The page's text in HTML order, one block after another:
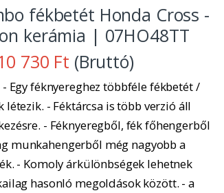
fékbetét Honda Cross -
kerámia | 07HO48TT
730 Ft (Bruttó)
- Egy féknyereghez többféle fékbetét /
létezik. - Féktárcsa is több verzió áll
- Féknyeregből, fék főhengerből
munkahengerből még nagyobb a
- Komoly árkülönbségek lehetnek
hasonló megoldások között. - a